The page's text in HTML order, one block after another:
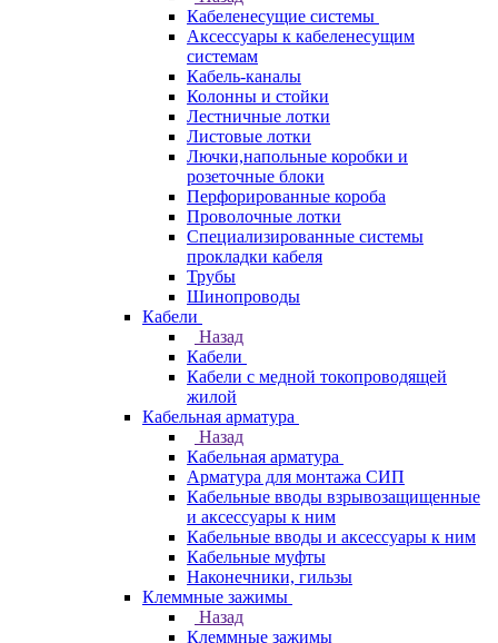
Кабеленесущие системы
Аксессуары к кабеленесущим
системам
Кабель-каналы
Колонны и стойки
Лестничные лотки
Листовые лотки
Лючки,напольные коробки и
розеточные блоки
Перфорированные короба
Проволочные лотки
Специализированные системы
прокладки кабеля
Трубы
Шинопроводы
Кабели
Назад
Кабели
Кабели с медной токопроводящей
жилой
Кабельная арматура
Назад
Кабельная арматура
Арматура для монтажа СИП
Кабельные вводы взрывозащищенные
и аксессуары к ним
Кабельные вводы и аксессуары к ним
Кабельные муфты
Наконечники, гильзы
Клеммные зажимы
Назад
Клеммные зажимы